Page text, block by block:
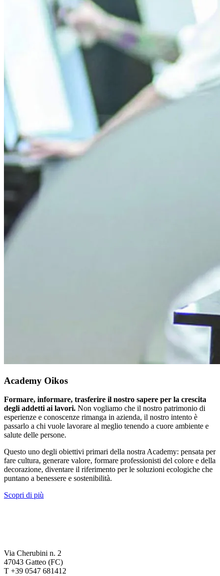
Academy Oikos
Formare, informare, trasferire il nostro sapere per la crescita
degli addetti ai lavori. Non vogliamo che il nostro patrimonio di
esperienze e conoscenze rimanga in azienda, il nostro intento è
passarlo a chi vuole lavorare al meglio tenendo a cuore ambiente e
salute delle persone.
Questo uno degli obiettivi primari della nostra Academy: pensata per
fare cultura, generare valore, formare professionisti del colore e della
decorazione, diventare il riferimento per le soluzioni ecologiche che
puntano a benessere e sostenibilità.
Scopri di più
Via Cherubini n. 2
47043 Gatteo (FC)
T +39 0547 681412